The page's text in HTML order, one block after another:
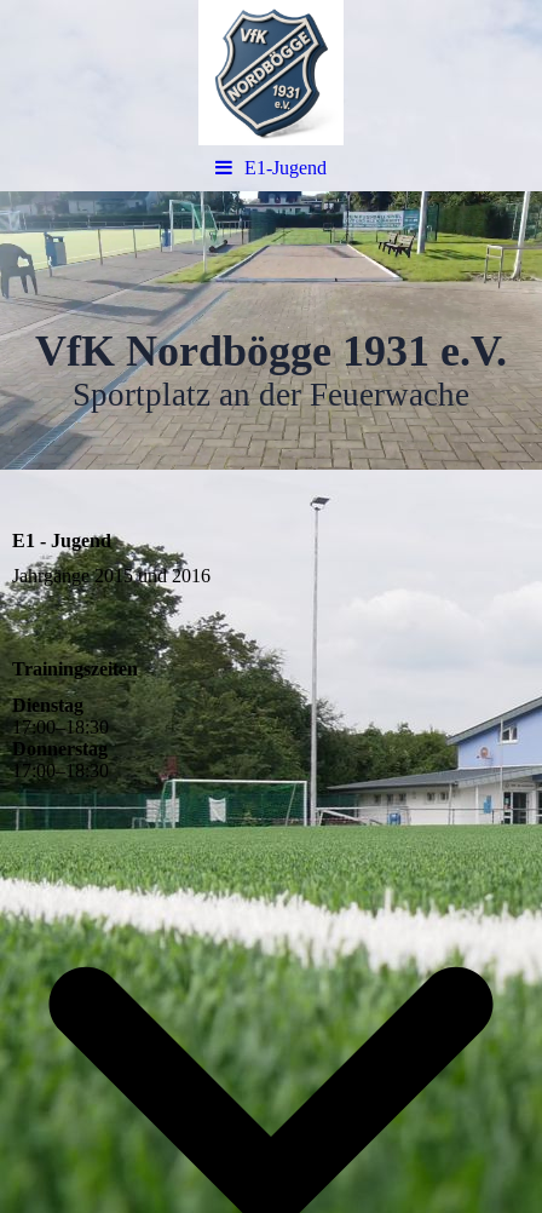
E1-Jugend
VfK Nordbögge 1931 e.V.
Sportplatz an der Feuerwache
E1 - Jugend
Jahrgänge 2015 und 2016
Trainingszeiten
Dienstag
17:00–18:30
Donnerstag
17:00–18:30